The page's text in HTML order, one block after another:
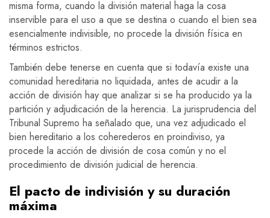
misma forma, cuando la división material haga la cosa
inservible para el uso a que se destina o cuando el bien sea
esencialmente indivisible, no procede la división física en
términos estrictos.
También debe tenerse en cuenta que si todavía existe una
comunidad hereditaria no liquidada, antes de acudir a la
acción de división hay que analizar si se ha producido ya la
partición y adjudicación de la herencia. La jurisprudencia del
Tribunal Supremo ha señalado que, una vez adjudicado el
bien hereditario a los coherederos en proindiviso, ya
procede la acción de división de cosa común y no el
procedimiento de división judicial de herencia.
El pacto de indivisión y su duración
máxima